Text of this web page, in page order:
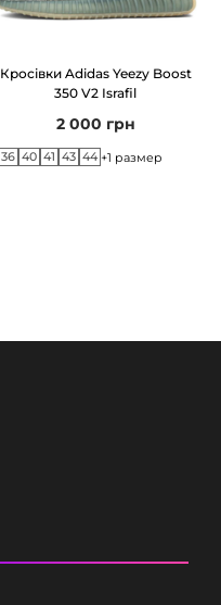
Кросівки Adidas Yeezy Boost
350 V2 Israfil
2 000 грн
36 40 41 43 44 +1 размер